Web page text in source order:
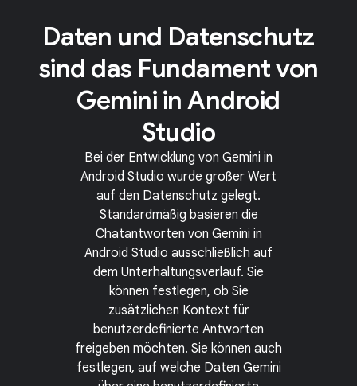
Daten und Datenschutz
sind das Fundament von
Gemini in Android
Studio
Bei der Entwicklung von Gemini in
Android Studio wurde großer Wert
auf den Datenschutz gelegt.
Standardmäßig basieren die
Chatantworten von Gemini in
Android Studio ausschließlich auf
dem Unterhaltungsverlauf. Sie
können festlegen, ob Sie
zusätzlichen Kontext für
benutzerdefinierte Antworten
freigeben möchten. Sie können auch
festlegen, auf welche Daten Gemini